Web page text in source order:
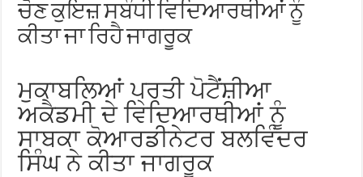
ਚੋਣ ਕੁਇਜ਼ ਸਬੰਧੀ ਵਿਦਿਆਰਥੀਆਂ ਨੂੰ
ਕੀਤਾ ਜਾ ਰਿਹੈ ਜਾਗਰੂਕ
ਮੁਕਾਬਲਿਆਂ ਪ੍ਰਤੀ ਪੋਟੈਂਸ਼ੀਆ
ਅਕੈਡਮੀ ਦੇ ਵਿਦਿਆਰਥੀਆਂ ਨੂੰ
ਸਾਬਕਾ ਕੋਆਰਡੀਨੇਟਰ ਬਲਵਿੰਦਰ
ਸਿੰਘ ਨੇ ਕੀਤਾ ਜਾਗਰੂਕ